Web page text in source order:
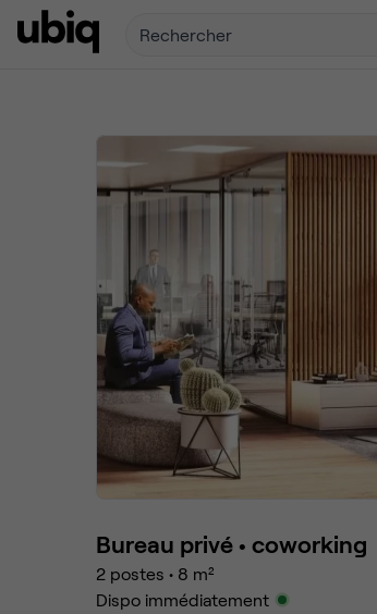
Rechercher
Bureau privé • coworking
2 postes • 8 m²
Dispo immédiatement